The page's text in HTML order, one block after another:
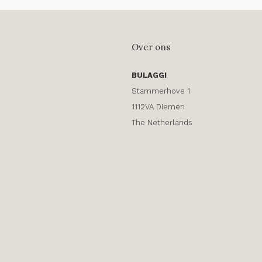
Over ons
BULAGGI
Stammerhove 1
1112VA Diemen
The Netherlands